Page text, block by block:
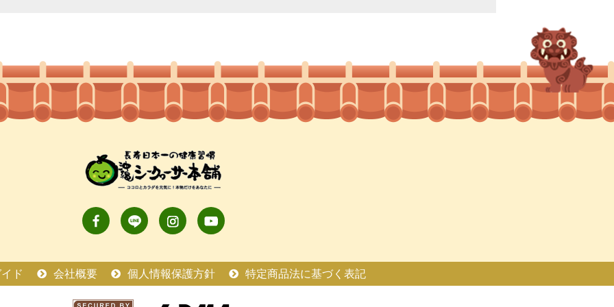
ド 会社概要 個人情報保護方針 特定商品法に基づく表記